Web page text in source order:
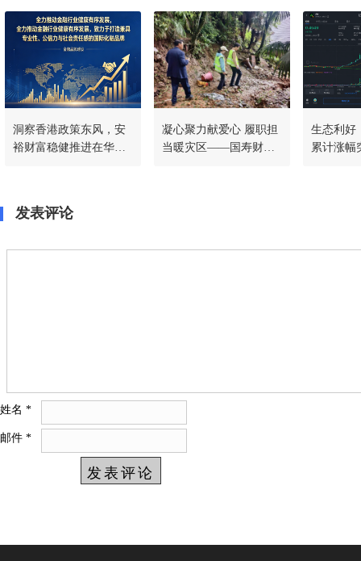
洞察香港政策东风，安
裕财富稳健推进在华战
凝心聚力献爱心 履职担
当暖灾区——国寿财险
生态利好
累计涨幅
发表评论
姓名 *
邮件 *